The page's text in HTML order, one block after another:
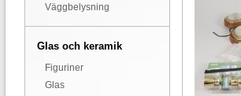
Väggbelysning
Glas och keramik
Figuriner
Glas